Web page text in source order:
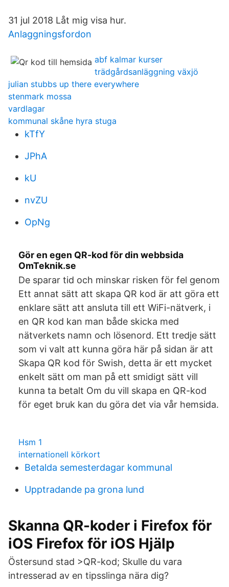
31 jul 2018 Låt mig visa hur.
Anlaggningsfordon
abf kalmar kurser
trädgårdsanläggning växjö
julian stubbs up there everywhere
stenmark mossa
vardlagar
kommunal skåne hyra stuga
kTfY
JPhA
kU
nvZU
OpNg
Gör en egen QR-kod för din webbsida
OmTeknik.se
De sparar tid och minskar risken för fel genom
Ett annat sätt att skapa QR kod är att göra ett
enklare sätt att ansluta till ett WiFi-nätverk, i
en QR kod kan man både skicka med
nätverkets namn och lösenord. Ett tredje sätt
som vi valt att kunna göra här på sidan är att
Skapa QR kod för Swish, detta är ett mycket
enkelt sätt om man på ett smidigt sätt vill
kunna ta betalt Om du vill skapa en QR-kod
för eget bruk kan du göra det via vår hemsida.
Hsm 1
internationell körkort
Betalda semesterdagar kommunal
Upptradande pa grona lund
Skanna QR-koder i Firefox för
iOS Firefox för iOS Hjälp
Östersund stad >QR-kod; Skulle du vara
intresserad av en tipsslinga nära dig?